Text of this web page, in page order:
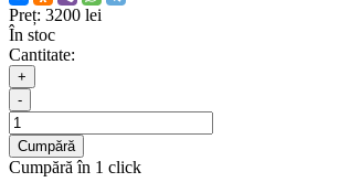
Preț: 3200 lei
În stoc
Cantitate:
+
-
Cumpără
Cumpără în 1 click